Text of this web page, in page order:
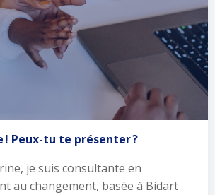
! Peux-tu te présenter ?
je suis consultante en
au changement, basée à Bidart